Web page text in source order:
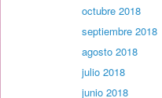
octubre 2018
septiembre 2018
agosto 2018
julio 2018
junio 2018